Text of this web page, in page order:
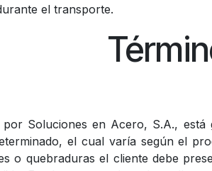
el transporte.
por Soluciones en Acero, S.A.,
el cual varía según el
o quebraduras el cliente debe